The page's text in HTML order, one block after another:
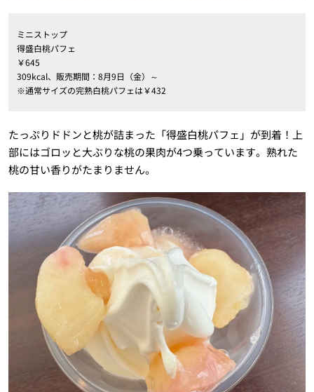
ミニストップ
得盛白桃パフェ
￥645
309kcal、販売期間：8月9日（金）～
※通常サイズの完熟白桃パフェは￥432
たっぷりドドンと桃が詰まった「得盛白桃パフェ」が到着！上
部にはゴロッと大ぶりな桃の果肉が4つ乗っています。熟れた
桃の甘い香りがたまりません。